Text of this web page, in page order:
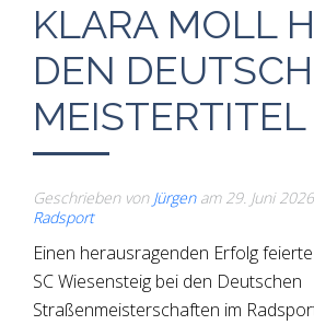
KLARA MOLL
DEN
MEISTERTITEL
Geschrieben von Jürgenam 29. Juni 2026
Radsport
Einen herausragenden Erfolg
SC Wiesensteig bei den Deutschen
Straßenmeisterschaften im